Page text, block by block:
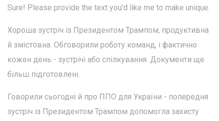
Sure! Please provide the text you'd like me to make unique.
Хороша зустріч із Президентом Трампом, продуктивна
й змістовна. Обговорили роботу команд, і фактично
кожен день - зустрічі або спілкування. Документи ще
більш підготовлені.
Говорили сьогодні й про ППО для України - попередня
зустріч із Президентом Трампом допомогла захисту